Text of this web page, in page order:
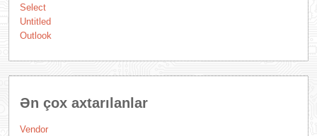
Select
Untitled
Outlook
Ən çox axtarılanlar
Vendor